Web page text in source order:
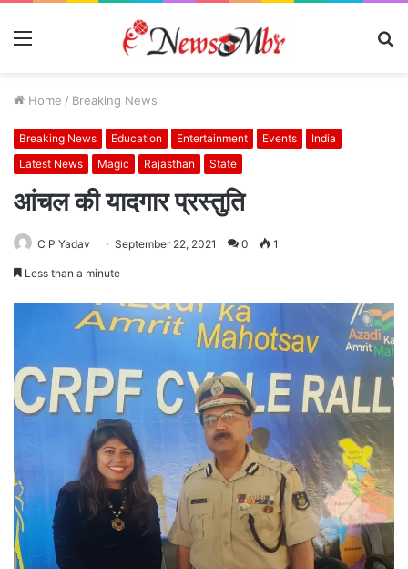
Menu
Home / Breaking News
Breaking News Education Entertainment Events
India
Latest News
Magic Rajasthan State
आंचल की यादगार प्रस्तुति
C P Yadav September 22, 2021 0 1
Less than a minute